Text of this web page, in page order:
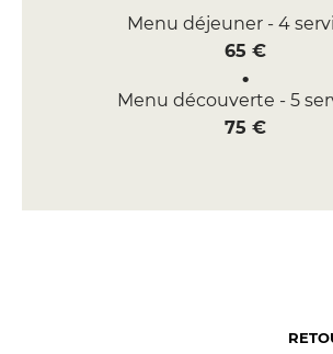
Menu déjeuner - 4
65 €
Menu découverte - 5
75 €